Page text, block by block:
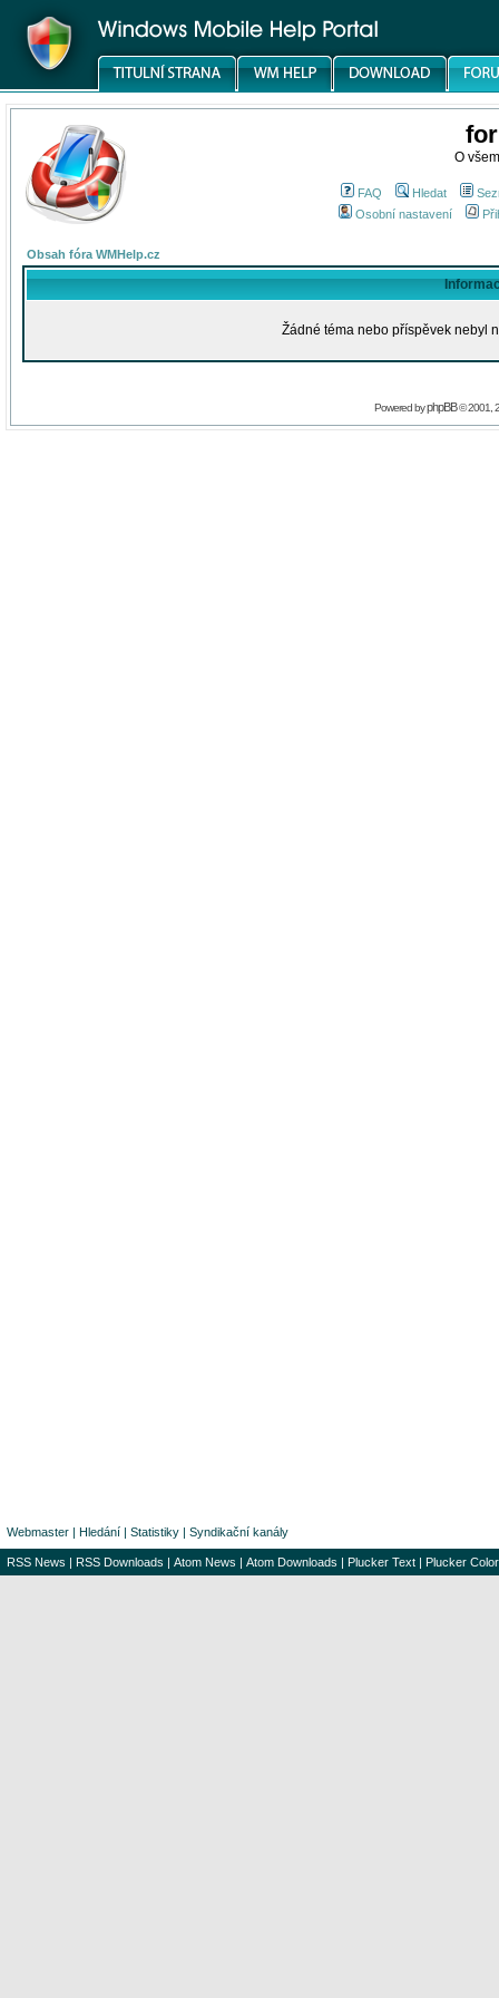
O
FAQ Hledat
Osobní nastavení
Obsah fóra WMHelp.cz
Žádné téma nebo příspěvek nebyl
Powered byphpBB© 2001,
Webmaster | Hledání | Statistiky | Syndikační kanály
RSS News | RSS Downloads | Atom News | Atom Downloads | Plucker Text | Plucker Color